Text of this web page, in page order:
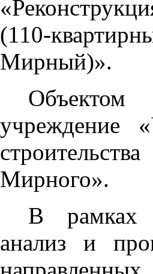
(110-
Мирный)».
Объектом
учреждение
Мирного».
В рамках
анализ и